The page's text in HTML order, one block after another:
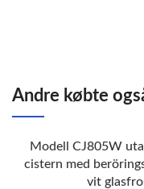
Andre købte
Modell CJ805W
cistern med
vit